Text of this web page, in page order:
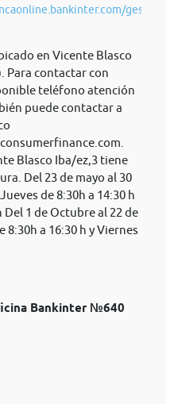
ges...
en Vicente Blasco
Para contactar con
teléfono atención
puede contactar a
Blasco Iba/ez,3 tiene
Del 23 de mayo al 30
de 8:30h a 14:30 h
Del 1 de Octubre al 22 de
8:30h a 16:30 h y Viernes
Bankinter №640